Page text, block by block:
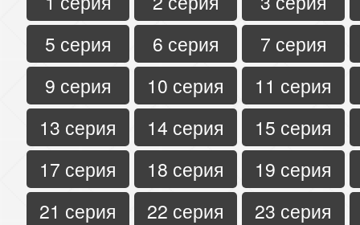
5 серия
6 серия
7 серия
9 серия
10 серия
11 серия
13 серия
14 серия
15 серия
17 серия
18 серия
19 серия
21 серия
22 серия
23 серия